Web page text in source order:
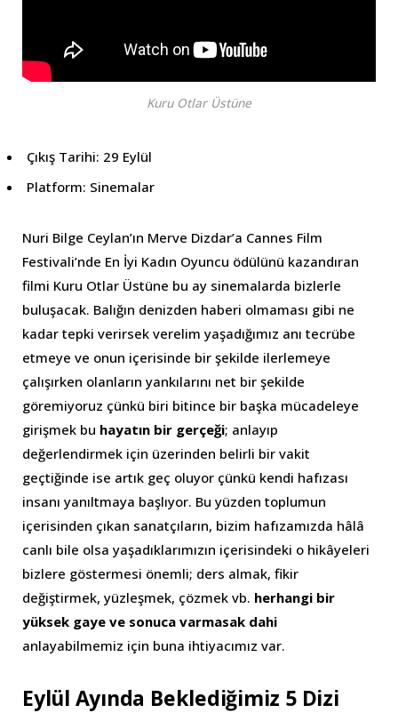
Kuru Otlar Üstüne
Çıkış Tarihi: 29 Eylül
Platform: Sinemalar
Nuri Bilge Ceylan’ın Merve Dizdar’a Cannes Film
Festivali’nde En İyi Kadın Oyuncu ödülünü kazandıran
filmi Kuru Otlar Üstüne bu ay sinemalarda bizlerle
buluşacak. Balığın denizden haberi olmaması gibi ne
kadar tepki verirsek verelim yaşadığımız anı tecrübe
etmeye ve onun içerisinde bir şekilde ilerlemeye
çalışırken olanların yankılarını net bir şekilde
göremiyoruz çünkü biri bitince bir başka mücadeleye
girişmek bu hayatın bir gerçeği; anlayıp
değerlendirmek için üzerinden belirli bir vakit
geçtiğinde ise artık geç oluyor çünkü kendi hafızası
insanı yanıltmaya başlıyor. Bu yüzden toplumun
içerisinden çıkan sanatçıların, bizim hafızamızda hâlâ
canlı bile olsa yaşadıklarımızın içerisindeki o hikâyeleri
bizlere göstermesi önemli; ders almak, fikir
değiştirmek, yüzleşmek, çözmek vb. herhangi bir
yüksek gaye ve sonuca varmasak dahi
anlayabilmemiz için buna ihtiyacımız var.
Eylül Ayında Beklediğimiz 5 Dizi